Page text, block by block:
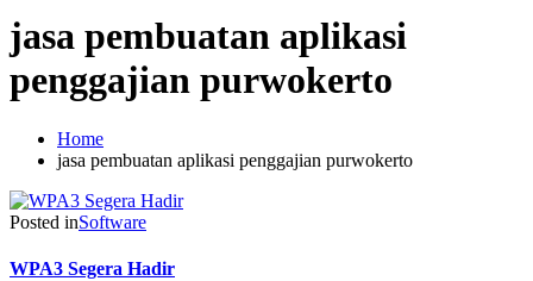
jasa pembuatan aplikasi
penggajian purwokerto
Home
jasa pembuatan aplikasi penggajian purwokerto
Posted inSoftware
WPA3 Segera Hadir